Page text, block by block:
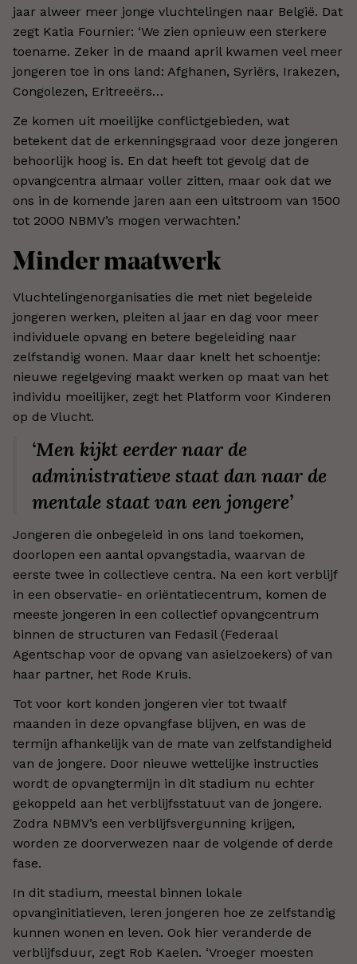
jaar alweer meer jonge vluchtelingen naar België. Dat
zegt Katia Fournier: ‘We zien opnieuw een sterkere
toename. Zeker in de maand april kwamen veel meer
jongeren toe in ons land: Afghanen, Syriërs, Irakezen,
Congolezen, Eritreeërs…
Ze komen uit moeilijke conflictgebieden, wat
betekent dat de erkenningsgraad voor deze jongeren
behoorlijk hoog is. En dat heeft tot gevolg dat de
opvangcentra almaar voller zitten, maar ook dat we
ons in de komende jaren aan een uitstroom van 1500
tot 2000 NBMV’s mogen verwachten.’
Minder maatwerk
Vluchtelingenorganisaties die met niet begeleide
jongeren werken, pleiten al jaar en dag voor meer
individuele opvang en betere begeleiding naar
zelfstandig wonen. Maar daar knelt het schoentje:
nieuwe regelgeving maakt werken op maat van het
individu moeilijker, zegt het Platform voor Kinderen
op de Vlucht.
‘Men kijkt eerder naar de
administratieve staat dan naar de
mentale staat van een jongere’
Jongeren die onbegeleid in ons land toekomen,
doorlopen een aantal opvangstadia, waarvan de
eerste twee in collectieve centra. Na een kort verblijf
in een observatie- en oriëntatiecentrum, komen de
meeste jongeren in een collectief opvangcentrum
binnen de structuren van Fedasil (Federaal
Agentschap voor de opvang van asielzoekers) of van
haar partner, het Rode Kruis.
Tot voor kort konden jongeren vier tot twaalf
maanden in deze opvangfase blijven, en was de
termijn afhankelijk van de mate van zelfstandigheid
van de jongere. Door nieuwe wettelijke instructies
wordt de opvangtermijn in dit stadium nu echter
gekoppeld aan het verblijfsstatuut van de jongere.
Zodra NBMV’s een verblijfsvergunning krijgen,
worden ze doorverwezen naar de volgende of derde
fase.
In dit stadium, meestal binnen lokale
opvanginitiatieven, leren jongeren hoe ze zelfstandig
kunnen wonen en leven. Ook hier veranderde de
verblijfsduur, zegt Rob Kaelen. ‘Vroeger moesten